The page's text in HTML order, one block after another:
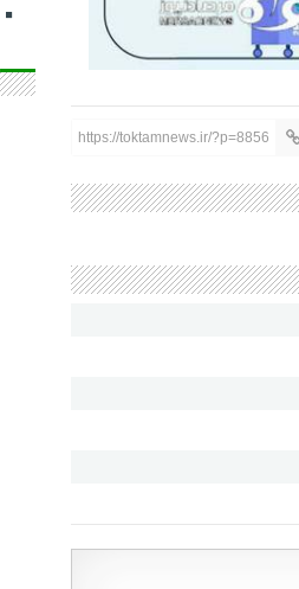
https://toktamnews.ir/?p=8856